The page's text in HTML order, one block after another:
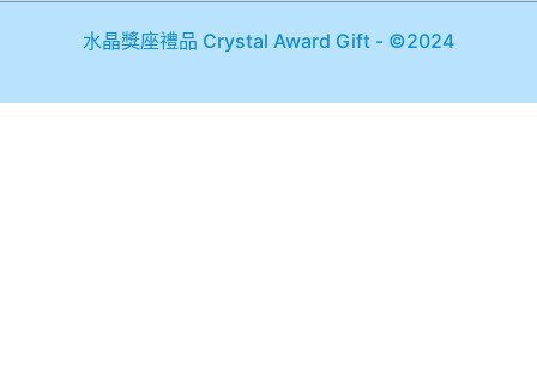
水晶獎座禮品 Crystal Award Gift - ©2024